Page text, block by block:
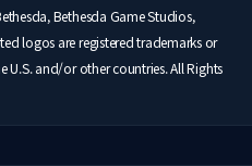
Bethesda Game Studios,
logos are registered trademarks or
U.S. and/or other countries. All Rights